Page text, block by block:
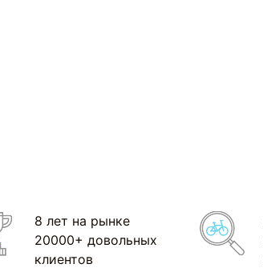
8 лет на рынке
20000+ довольных
клиентов